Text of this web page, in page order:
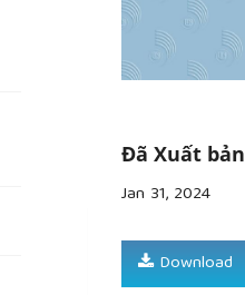
Đã Xuất bản
Jan 31, 2024
Download